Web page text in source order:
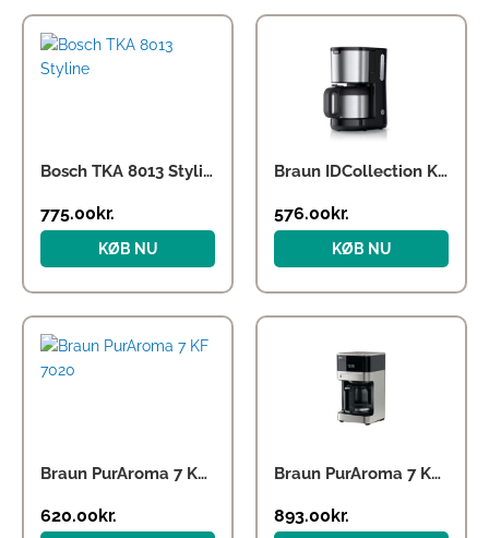
Bosch TKA 8013 Styline
775.00 kr.
KØB NU
Braun IDCollection KF1505 BK
576.00 kr.
KØB NU
Braun PurAroma 7 KF 7020
620.00kr.
Braun PurAroma 7 KF 7120
893.00kr.